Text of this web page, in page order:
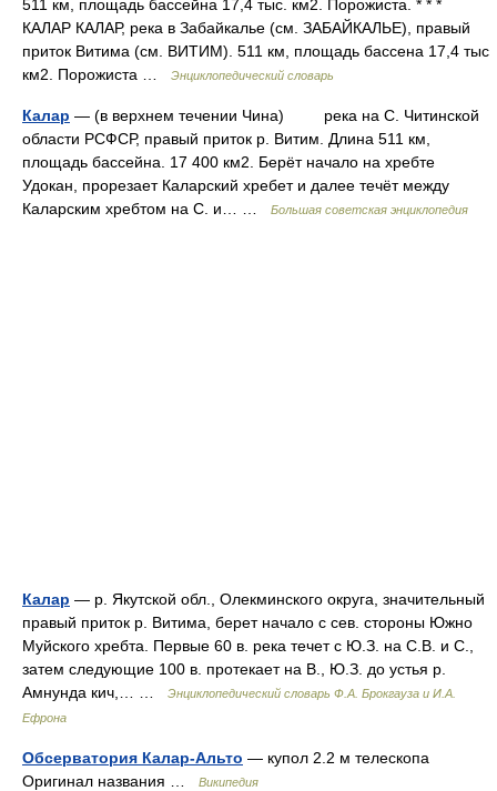
511 км, площадь бассейна 17,4 тыс. км2. Порожиста. * * *
КАЛАР КАЛАР, река в Забайкалье (см. ЗАБАЙКАЛЬЕ), правый
приток Витима (см. ВИТИМ). 511 км, площадь бассена 17,4 тыс
км2. Порожиста …
Энциклопедический словарь
Калар — (в верхнем течении Чина) река на С. Читинской
области РСФСР, правый приток р. Витим. Длина 511 км,
площадь бассейна. 17 400 км2. Берёт начало на хребте
Удокан, прорезает Каларский хребет и далее течёт между
Каларским хребтом на С. и… …
Большая советская энциклопедия
Калар — р. Якутской обл., Олекминского округа, значительный
правый приток р. Витима, берет начало с сев. стороны Южно
Муйского хребта. Первые 60 в. река течет с Ю.З. на С.В. и С.,
затем следующие 100 в. протекает на В., Ю.З. до устья р.
Амнунда кич,… …
Энциклопедический словарь Ф.А. Брокгауза и И.А.
Ефрона
Обсерватория Калар-Альто — купол 2.2 м телескопа
Оригинал названия …
Википедия